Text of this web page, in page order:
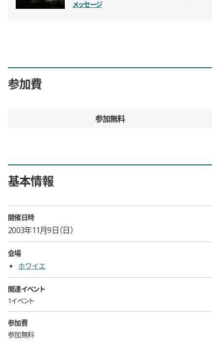
メッセージ
参加費
参加無料
基本情報
開催日時
2003年11月9日（日）
会場
ホワイエ
関連イベント
1イベント
参加費
参加無料